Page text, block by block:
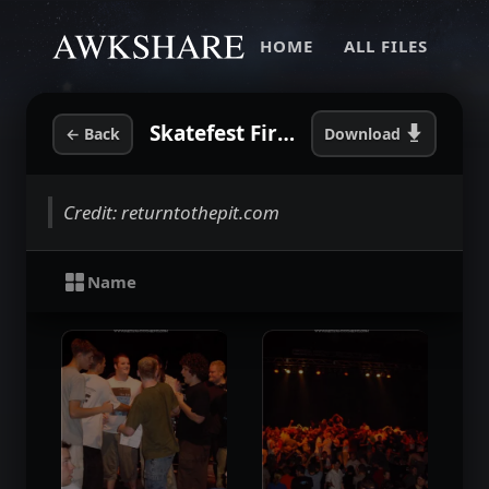
HOME ALL FILES
← Back Skatefest First Stage, The Palladium (Worcester, MA) (2002) Download
Credit: returntothepit.com
Name